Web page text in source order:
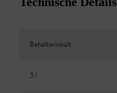
Behälterinhalt
3 l